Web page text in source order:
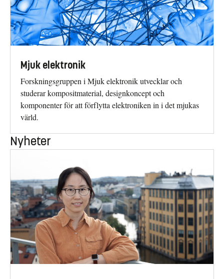
Mjuk elektronik
Forskningsgruppen i Mjuk elektronik utvecklar och
studerar kompositmaterial, designkoncept och
komponenter för att förflytta elektroniken in i det mjukas
värld.
Nyheter